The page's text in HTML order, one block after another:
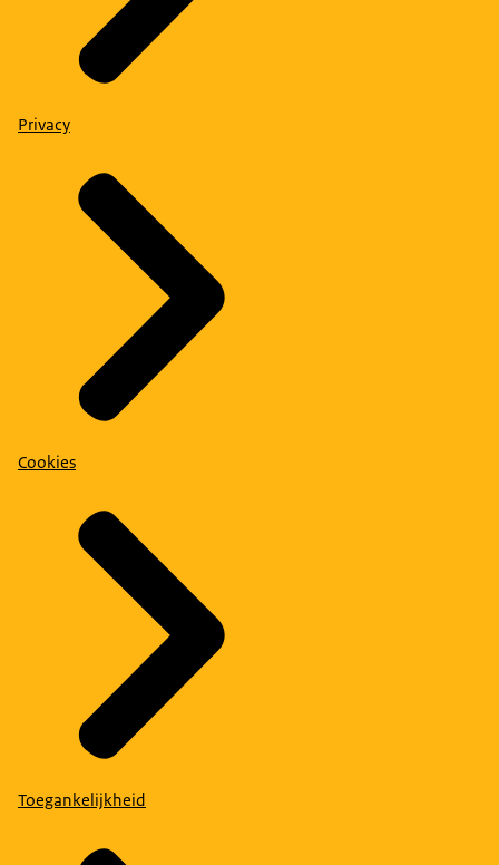
Privacy
Cookies
Toegankelijkheid